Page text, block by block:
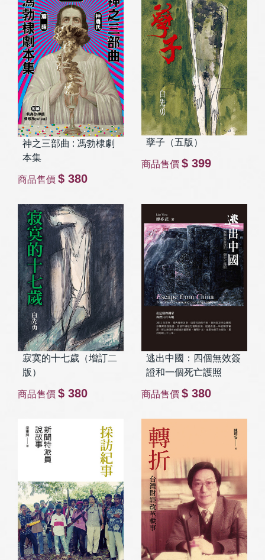
神之三部曲 : 馮勃棣劇
本集
商品售價 $ 380
孽子（五版）
商品售價 $ 399
寂寞的十七歲（增訂二
版）
商品售價 $ 380
逃出中國：四個無效簽
證和一個死亡護照
商品售價 $ 380